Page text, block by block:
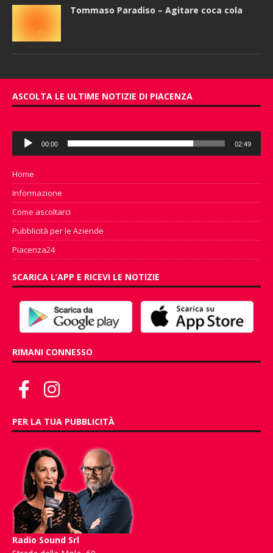
Tommaso Paradiso – Agitare coca cola
ASCOLTA LE ULTIME NOTIZIE DI PIACENZA
Audio
Player
00:00 02:49
Home
Informazione
Come ascoltarci
Pubblicità per le Aziende
Piacenza24
SCARICA L’APP E RICEVI LE NOTIZIE
RIMANI CONNESSO
PER LA TUA PUBBLICITÀ
Radio Sound Srl